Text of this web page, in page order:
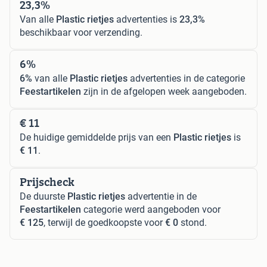
23,3%
Van alle Plastic rietjes advertenties is 23,3%
beschikbaar voor verzending.
6%
6% van alle Plastic rietjes advertenties in de categorie
Feestartikelen zijn in de afgelopen week aangeboden.
€ 11
De huidige gemiddelde prijs van een Plastic rietjes is
€ 11 .
Prijscheck
De duurste Plastic rietjes advertentie in de
Feestartikelen categorie werd aangeboden voor
€ 125, terwijl de goedkoopste voor€ 0 stond.